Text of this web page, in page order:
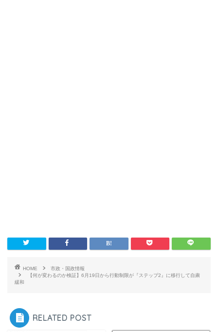
HOME
市政・国政情報
【何が変わるのか検証】6月19日から行動制限が『ステップ2』に移行して自粛
緩和
RELATED POST